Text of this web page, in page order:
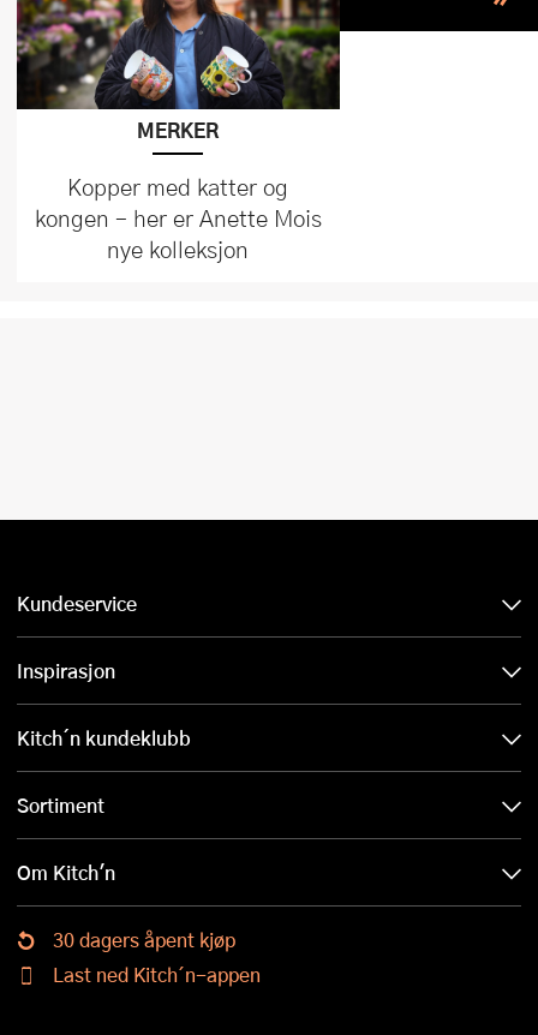
MERKER
Kopper med katter og
kongen – her er Anette Mois
nye kolleksjon
Kundeservice
Inspirasjon
Kitch´n kundeklubb
Sortiment
Om Kitch'n
30 dagers åpent kjøp
Last ned Kitch´n-appen